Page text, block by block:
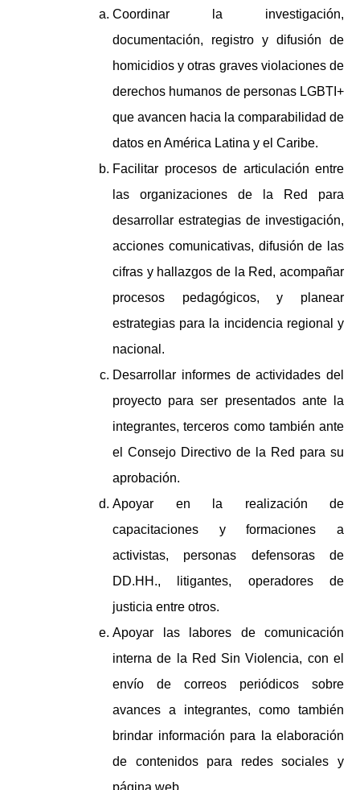
Coordinar la investigación,
documentación, registro y difusión de
homicidios y otras graves violaciones de
derechos humanos de personas LGBTI+
que avancen hacia la comparabilidad de
datos en América Latina y el Caribe.
Facilitar procesos de articulación entre
las organizaciones de la Red para
desarrollar estrategias de investigación,
acciones comunicativas, difusión de las
cifras y hallazgos de la Red, acompañar
procesos pedagógicos, y planear
estrategias para la incidencia regional y
nacional.
Desarrollar informes de actividades del
proyecto para ser presentados ante la
integrantes, terceros como también ante
el Consejo Directivo de la Red para su
aprobación.
Apoyar en la realización de
capacitaciones y formaciones a
activistas, personas defensoras de
DD.HH., litigantes, operadores de
justicia entre otros.
Apoyar las labores de comunicación
interna de la Red Sin Violencia, con el
envío de correos periódicos sobre
avances a integrantes, como también
brindar información para la elaboración
de contenidos para redes sociales y